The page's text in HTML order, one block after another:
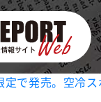
で発売。空冷